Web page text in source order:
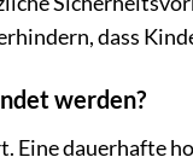
dass
werden?
Eine dauerhafte